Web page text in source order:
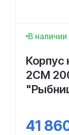
В наличии
Корпус
2СМ
41